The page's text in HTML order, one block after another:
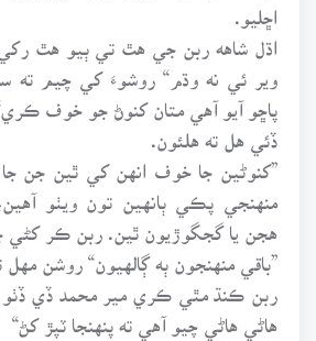
اڇليو.
اڌل شاهه ربن جي هٿ تي ٻيو هٿ رکي
وير ئي نه وڌم“ روشوءَ کي چيم
پاڇو آيو آهي متان کنوڻ جو خوف
ڏئي هل ته هلئون.
”کنوڻين جا خوف انهن کي ٿين جن
منهنجي پڪي ٻانهين تون ويٺو
هجن يا گجگوڙيون ٿين. ربن ڪر کڻي
”باقي منهنجون ٻه ڳالهيون“ روشن مهل
ربن ڪنڌ مٿي ڪري مير محمد ڏي ڏٺو
هاڻي هاڻي چيو آهي ته پنهنجا ٽپڙ کڻ“